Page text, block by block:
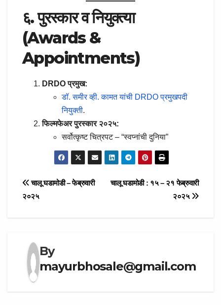
६. पुरस्कार व नियुक्त्या
(Awards &
Appointments)
DRDO प्रमुख:
डॉ. समीर व्ही. कामत यांची DRDO प्रमुखपदी
नियुक्ती.
फिल्मफेअर पुरस्कार २०२५:
सर्वोत्कृष्ट चित्रपट – “स्वप्नांची दुनिया”
Post
navigation
चालू घडामोडी : १५ – २१ फेब्रुवारी
२०२५
चालू घडामोडी – फेब्रुवारी
२०२५
By
mayurbhosale@gmail.com